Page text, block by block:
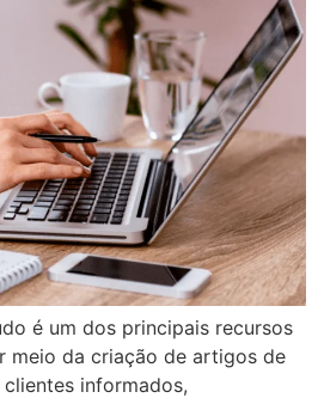
é um dos principais recursos
meio da criação de artigos de
informados,